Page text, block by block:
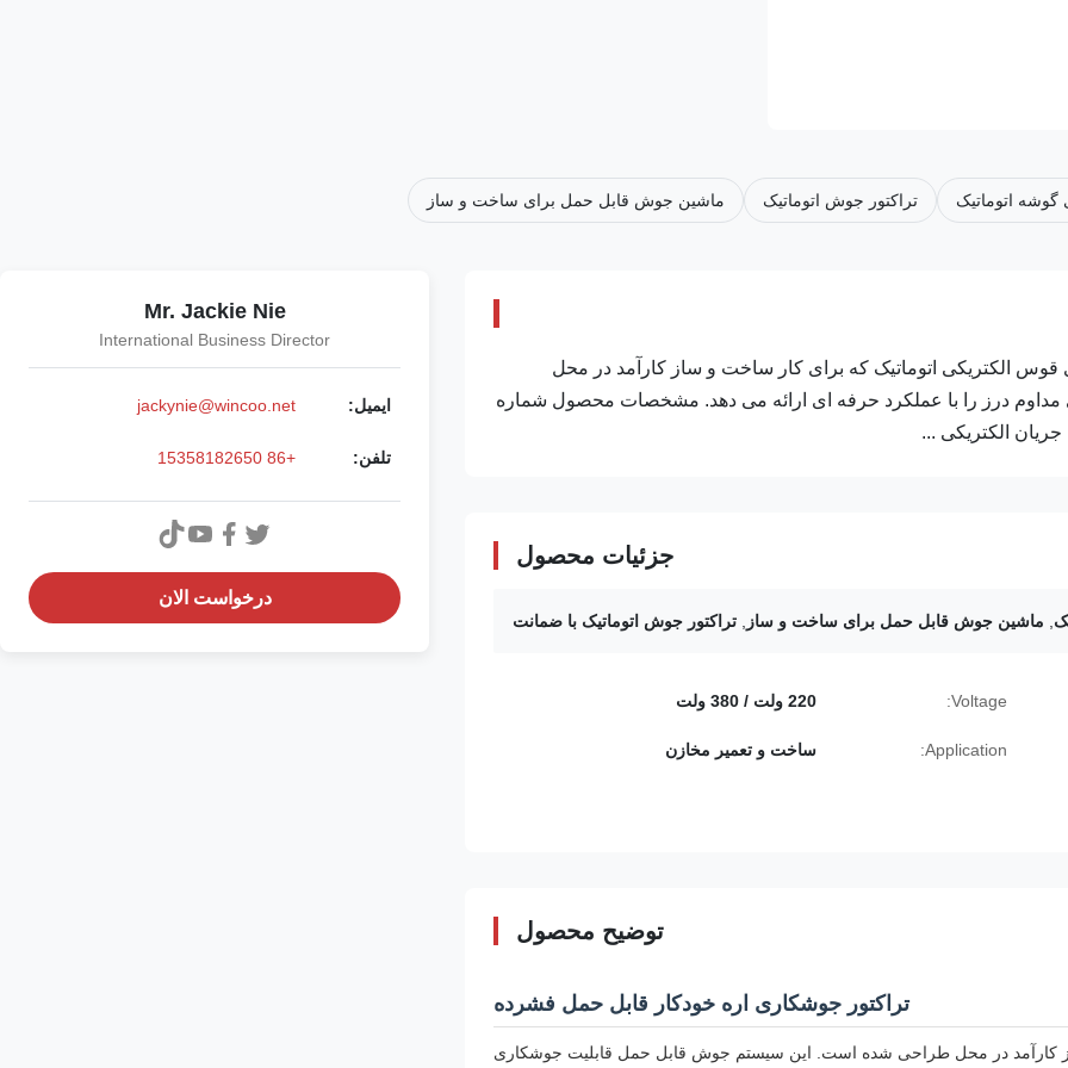
اتوماتیک تراکتور جوش اتوماتیک ماشین جوش قابل حمل برای ساخت و ساز
الکتریکی اتوماتیک که برای کار ساخت و ساز کارآمد در محل
درز را با عملکرد حرفه ای ارائه می دهد. مشخصات محصول شماره
جزئیات محصول
ماشین جوش قابل حمل برای ساخت و ساز تراکتور جوش اتوماتیک با ضمانت
Voltage: 220 ولت / 380 ولت
Application: ساخت و تعمیر مخازن
توضیح محصول
تراکتور جوشکاری اره خودکار قابل حمل فشرده
کارآمد در محل طراحی شده است. این سیستم جوش قابل حمل قابلیت جوشکاری
Mr. Jackie Nie
International Business Director
ایمیل: jackynie@wincoo.net
تلفن: +86 15358182650
درخواست الان